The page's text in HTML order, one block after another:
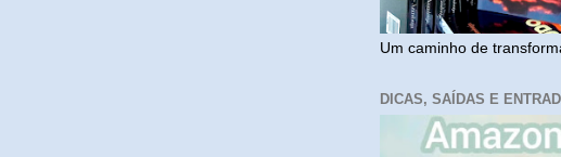
Um caminho de
DICAS, SAÍDAS E